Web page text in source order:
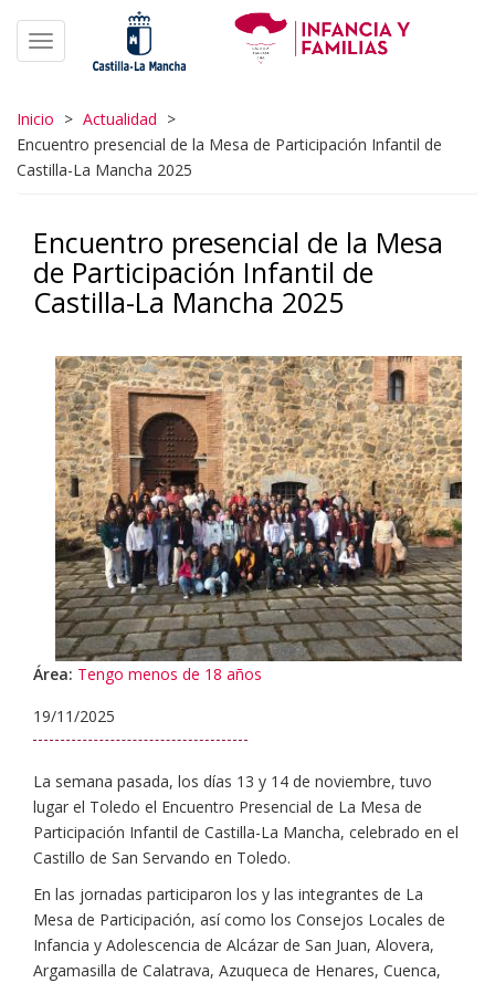
contenido
Toggle navigation
Inicio > Actualidad >
Encuentro presencial de la Mesa de Participación Infantil de
Castilla-La Mancha 2025
Encuentro presencial de la Mesa
de Participación Infantil de
Castilla-La Mancha 2025
Área: Tengo menos de 18 años
19/11/2025
La semana pasada, los días 13 y 14 de noviembre, tuvo
lugar el Toledo el Encuentro Presencial de La Mesa de
Participación Infantil de Castilla-La Mancha, celebrado en el
Castillo de San Servando en Toledo.
En las jornadas participaron los y las integrantes de La
Mesa de Participación, así como los Consejos Locales de
Infancia y Adolescencia de Alcázar de San Juan, Alovera,
Argamasilla de Calatrava, Azuqueca de Henares, Cuenca,